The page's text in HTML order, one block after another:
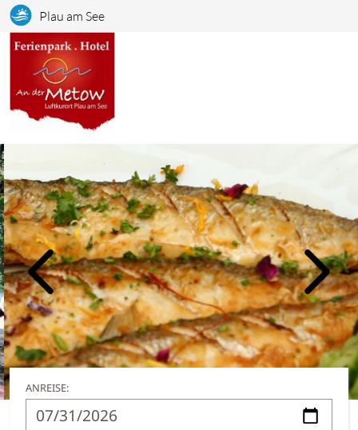
Plau am See
Bildslider, der automatisch bzw. durch Klick auf links/
ANREISE: